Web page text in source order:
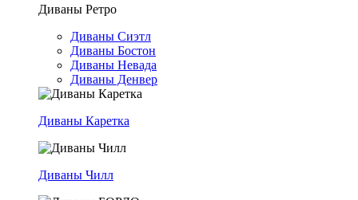
Диваны Ретро
Диваны Сиэтл
Диваны Бостон
Диваны Невада
Диваны Денвер
Диваны Каретка
Диваны Чилл